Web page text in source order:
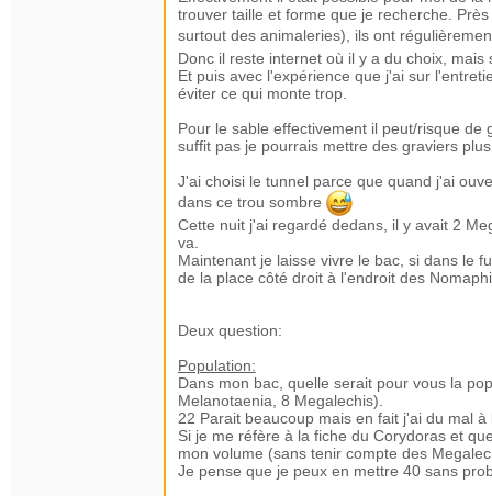
trouver taille et forme que je recherche.
surtout des animaleries), ils ont
Donc il reste internet où il y a du choix,
Et puis avec l'expérience que j'ai sur
éviter ce qui monte trop.
Pour le sable effectivement il peut/risque
suffit pas je pourrais mettre des graviers
J'ai choisi le tunnel parce que quand j'ai
dans ce trou sombre
Cette nuit j'ai regardé dedans, il y avait 2
va.
Maintenant je laisse vivre le bac, si dans le
de la place côté droit à l'endroit des
Deux question:
Population:
Dans mon bac, quelle serait pour vous la
Melanotaenia, 8 Megalechis).
22 Parait beaucoup mais en fait j'ai du mal
Si je me réfère à la fiche du Corydoras et
mon volume (sans tenir compte des
Je pense que je peux en mettre 40 sans